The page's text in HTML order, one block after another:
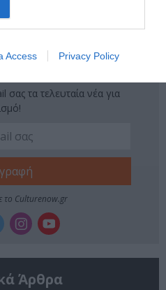
Access Privacy Policy
τα τελευταία νέα για
το Culturenow.gr
Άρθρα